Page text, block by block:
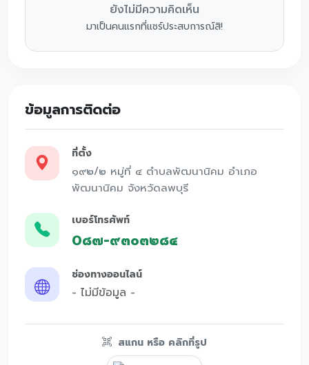
ยังไม่มีความคิดเห็น
มาเป็นคนแรกที่แชร์ประสบการณ์สิ!
ข้อมูลการติดต่อ
ที่ตั้ง
๑๙๒/๒ หมู่ที่ ๔ ตำบลพัฒนานิคม อำเภอ
พัฒนานิคม จังหวัดลพบุรี
เบอร์โทรศัพท์
0๘๗-๙๓๐๓๒๘๔
ช่องทางออนไลน์
- ไม่มีข้อมูล -
สแกน หรือ คลิกที่รูป